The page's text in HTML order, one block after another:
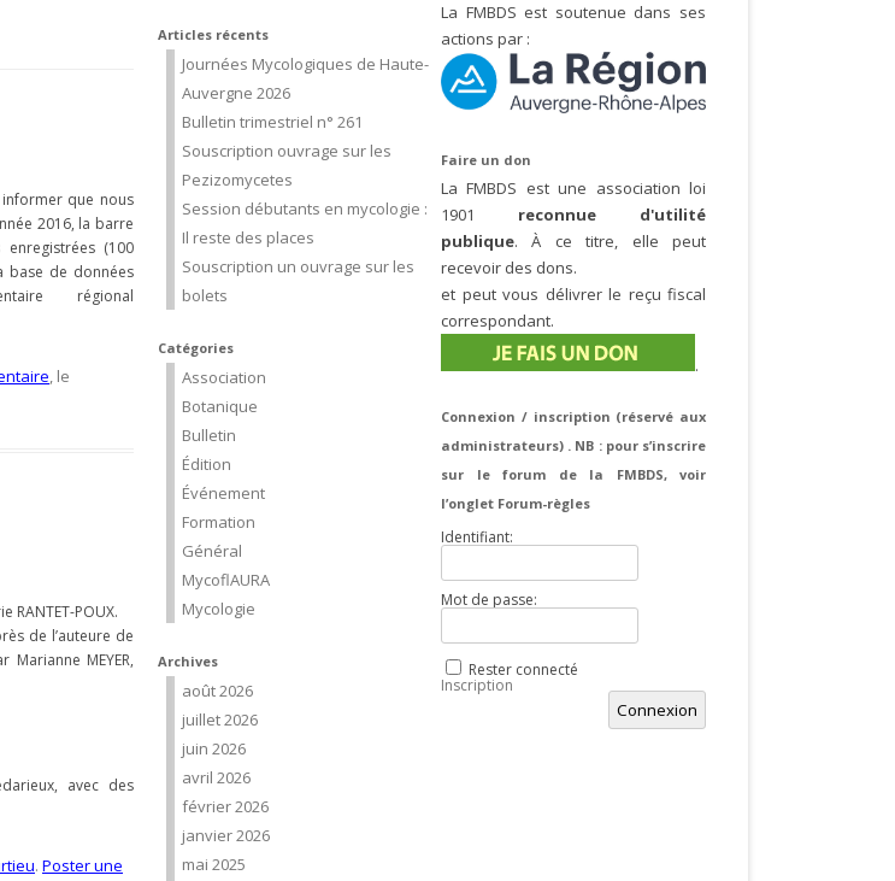
que nous
2016, la barre
enregistrées (100
base de données
régional
, le
RANTET-POUX.
de l’auteure de
MEYER,
avec des
. Poster une
Articles récents
Journées Mycologiques de Haute-
Auvergne 2026
Bulletin trimestriel n° 261
Souscription ouvrage sur les
Pezizomycetes
Session débutants en mycologie :
Il reste des places
Souscription un ouvrage sur les
bolets
Catégories
Association
Botanique
Bulletin
Édition
Événement
Formation
Général
MycoflAURA
Mycologie
Archives
août 2026
juillet 2026
juin 2026
avril 2026
février 2026
janvier 2026
mai 2025
La FMBDS est soutenue dans ses
actions par :
Faire un don
La FMBDS est une association loi
1901 reconnue d'utilité
publique. À ce titre, elle peut
recevoir des dons.
et peut vous délivrer le reçu fiscal
correspondant.
.
Connexion / inscription (réservé aux
administrateurs) . NB : pour s’inscrire
sur le forum de la FMBDS, voir
l’onglet Forum-règles
Identifiant:
Mot de passe:
Rester connecté
Connexion
Inscription